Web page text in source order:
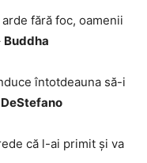
fără foc, oamenii
Buddha
întotdeauna să-i
că l-ai primit și va